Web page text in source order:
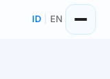
ID EN